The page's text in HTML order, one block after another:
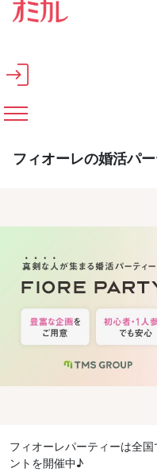
メインコンテンツへスキップ
フィオーレの婚活パ
フィオーレパーティーは全
ントを開催中♪